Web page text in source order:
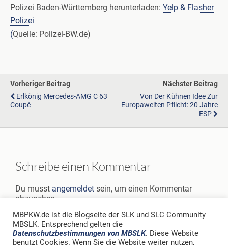
Polizei Baden-Württemberg herunterladen: Yelp & Flasher
Polizei
(Quelle: Polizei-BW.de)
Vorheriger Beitrag
Erlkönig Mercedes-AMG C 63
Coupé
Nächster Beitrag
Von Der Kühnen Idee Zur
Europaweiten Pflicht: 20 Jahre
ESP
Schreibe einen Kommentar
Du musst angemeldet sein, um einen Kommentar
abzugeben.
MBPKW.de ist die Blogseite der SLK und SLC Community
MBSLK. Entsprechend gelten die
Datenschutzbestimmungen von MBSLK. Diese Website
benutzt Cookies. Wenn Sie die Website weiter nutzen,